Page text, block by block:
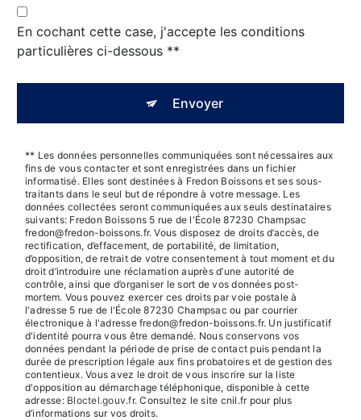
En cochant cette case, j'accepte les conditions
particulières ci-dessous **
Envoyer
** Les données personnelles communiquées sont nécessaires aux
fins de vous contacter et sont enregistrées dans un fichier
informatisé. Elles sont destinées à Fredon Boissons et ses sous-
traitants dans le seul but de répondre à votre message. Les
données collectées seront communiquées aux seuls destinataires
suivants: Fredon Boissons 5 rue de l'École 87230 Champsac
fredon@fredon-boissons.fr. Vous disposez de droits d’accès, de
rectification, d’effacement, de portabilité, de limitation,
d’opposition, de retrait de votre consentement à tout moment et du
droit d’introduire une réclamation auprès d’une autorité de
contrôle, ainsi que d’organiser le sort de vos données post-
mortem. Vous pouvez exercer ces droits par voie postale à
l'adresse 5 rue de l'École 87230 Champsac ou par courrier
électronique à l'adresse fredon@fredon-boissons.fr. Un justificatif
d'identité pourra vous être demandé. Nous conservons vos
données pendant la période de prise de contact puis pendant la
durée de prescription légale aux fins probatoires et de gestion des
contentieux. Vous avez le droit de vous inscrire sur la liste
d'opposition au démarchage téléphonique, disponible à cette
adresse: Bloctel.gouv.fr. Consultez le site cnil.fr pour plus
d’informations sur vos droits.